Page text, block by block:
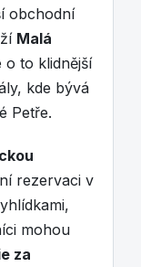
obchodní
Malá
o to klidnější
kde bývá
Petře.
rezervaci v
mohou
za